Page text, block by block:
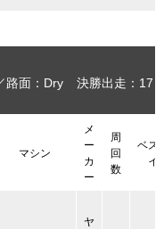
路面：Dry
決勝出走：17
マシン
メ
ー
カ
ー
周
回
数
ベス
イ
ヤ